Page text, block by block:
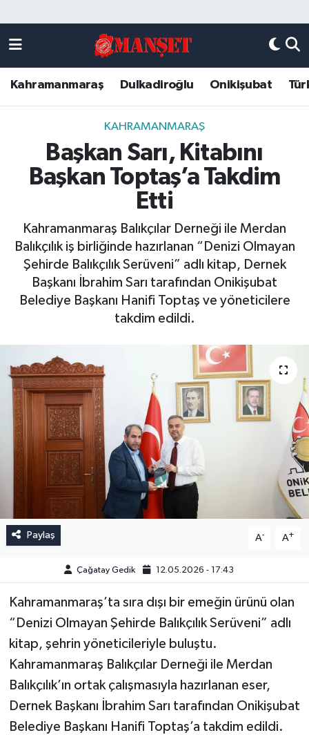
Kahramanmaraş Dulkadiroğlu Onikişubat
KAHRAMANMARAŞ
Başkan Sarı, Kitabını
Başkan Toptaş’a Takdim
Etti
Kahramanmaraş Balıkçılar Derneği ile Merdan
Balıkçılık iş birliğinde hazırlanan “Denizi Olmayan
Şehirde Balıkçılık Serüveni” adlı kitap, Dernek
Başkanı İbrahim Sarı tarafından Onikişubat
Belediye Başkanı Hanifi Toptaş ve yöneticilere
takdim edildi.
Paylaş A- A+
Çağatay Gedik 12.05.2026 - 17:43
Kahramanmaraş’ta sıra dışı bir emeğin ürünü olan
“Denizi Olmayan Şehirde Balıkçılık Serüveni” adlı
kitap, şehrin yöneticileriyle buluştu.
Kahramanmaraş Balıkçılar Derneği ile Merdan
Balıkçılık’ın ortak çalışmasıyla hazırlanan eser,
Dernek Başkanı İbrahim Sarı tarafından Onikişubat
Belediye Başkanı Hanifi Toptaş’a takdim edildi.
DULKADİROĞLU
KAHRAMANMARAŞ
ONİKİŞUBAT
Künye
Kahramanmaraş Nöbetçi Eczaneler
Kahramanmaraş Hava Durumu
Kahramanmaraş Trafik Yoğunluk Haritası
Süper Lig Puan Durumu ve Fikstür
Son Dakika Haberleri
Haber Arşivi